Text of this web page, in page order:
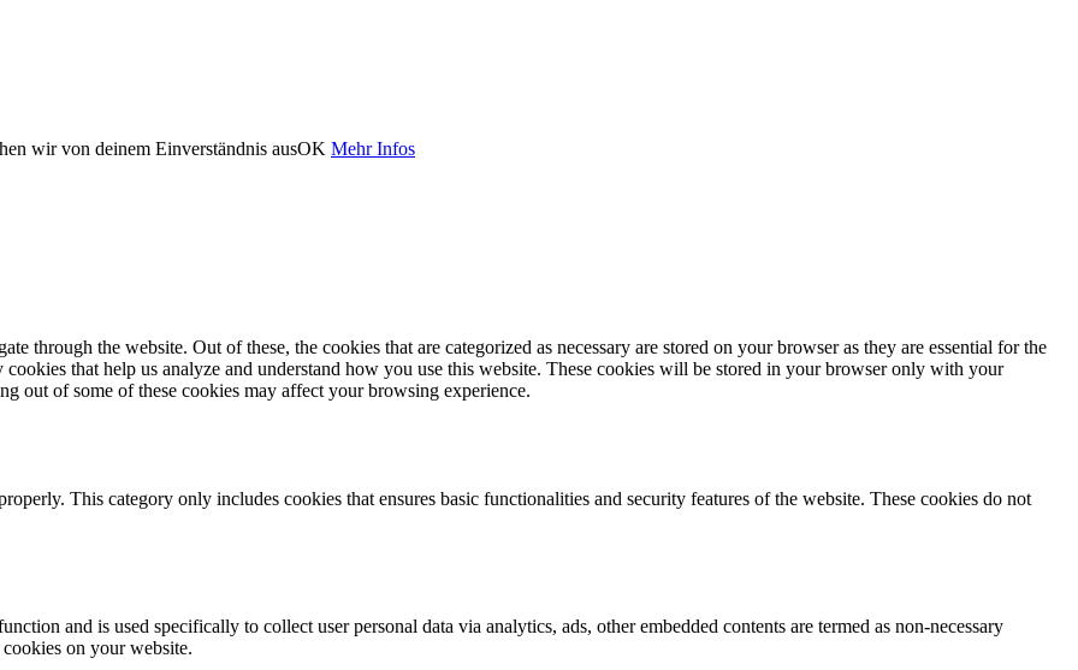
wir von deinem Einverständnis ausOK Mehr Infos
through the website. Out of these, the cookies that are categorized as necessary are stored on your browser as they are essential for the
that help us analyze and understand how you use this website. These cookies will be stored in your browser only with your
out of some of these cookies may affect your browsing experience.
This category only includes cookies that ensures basic functionalities and security features of the website. These cookies do not
and is used specifically to collect user personal data via analytics, ads, other embedded contents are termed as non-necessary
on your website.